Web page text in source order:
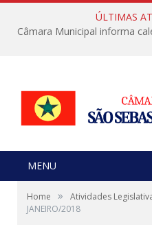
ÚLTIMAS
MENU
Home » Atividades
JANEIRO/2018